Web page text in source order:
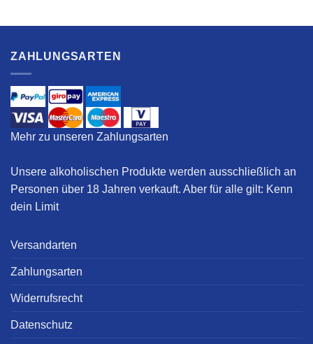
ZAHLUNGSARTEN
Mehr zu unseren Zahlungsarten
Unsere alkoholischen Produkte werden ausschließlich an
Personen über 18 Jahren verkauft. Aber für alle gilt: Kenn
dein Limit
Versandarten
Zahlungsarten
Widerrufsrecht
Datenschutz